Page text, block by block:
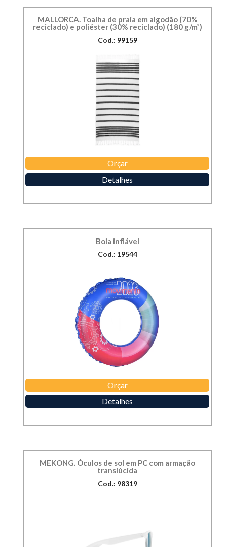
MALLORCA. Toalha de praia em algodão (70%
reciclado) e poliéster (30% reciclado) (180 g/m²)
Cod.: 99159
Orçar
Detalhes
Boia inflável
Cod.: 19544
Orçar
Detalhes
MEKONG. Óculos de sol em PC com armação
translúcida
Cod.: 98319